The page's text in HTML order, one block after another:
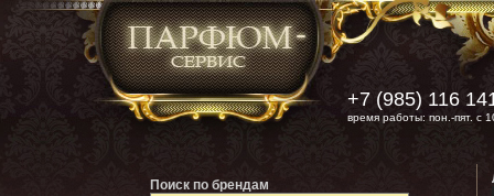
+7 (985) 116
время работы: пон.-пят. с
Поиск по брендам